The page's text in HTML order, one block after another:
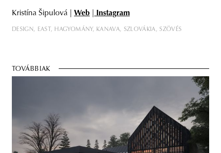
Kristína Šipulová | Web Instagram
DESIGN EAST HAGYOMÁNY KANAVA SZLOVÁKIA SZÖVÉS
TOVÁBBIAK